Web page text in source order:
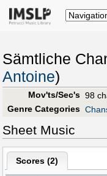
Sämtliche
Antoine)
Mov'ts/Sec's 98
Genre Categories
Sheet Music
Scores (2)